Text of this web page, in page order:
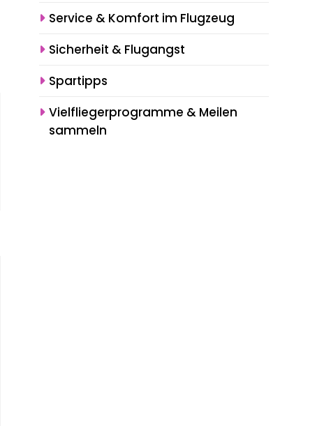
Service & Komfort im Flugzeug
Sicherheit & Flugangst
Spartipps
Vielfliegerprogramme & Meilen
sammeln